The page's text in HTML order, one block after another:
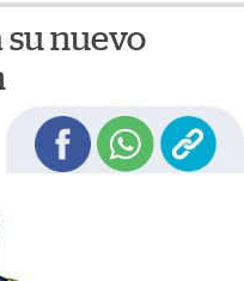
su nuevo